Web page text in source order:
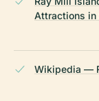
Attractions in
Wikipedia —